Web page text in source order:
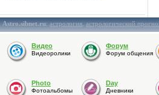
Astro.sibnet.ru:астрология,астрологический
Видео
Видеоролики
Форум
Форум общения
Photo
Фотоальбомы
Day
Дневники